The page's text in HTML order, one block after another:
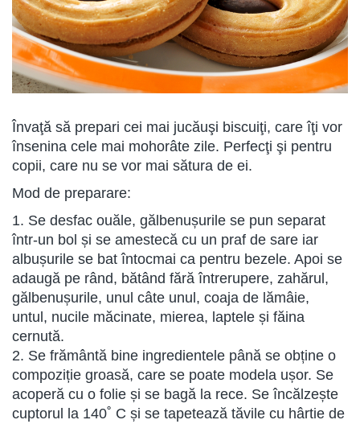
Învaţă să prepari cei mai jucăuşi biscuiţi, care îţi vor
însenina cele mai mohorâte zile. Perfecţi şi pentru
copii, care nu se vor mai sătura de ei.
Mod de preparare:
1. Se desfac ouăle, gălbenușurile se pun separat
într-un bol și se amestecă cu un praf de sare iar
albușurile se bat întocmai ca pentru bezele. Apoi se
adaugă pe rând, bătând fără întrerupere, zahărul,
gălbenușurile, unul câte unul, coaja de lămâie,
untul, nucile măcinate, mierea, laptele și făina
cernută.
2. Se frământă bine ingredientele până se obține o
compoziție groasă, care se poate modela ușor. Se
acoperă cu o folie și se bagă la rece. Se încălzește
cuptorul la 140˚ C și se tapetează tăvile cu hârtie de